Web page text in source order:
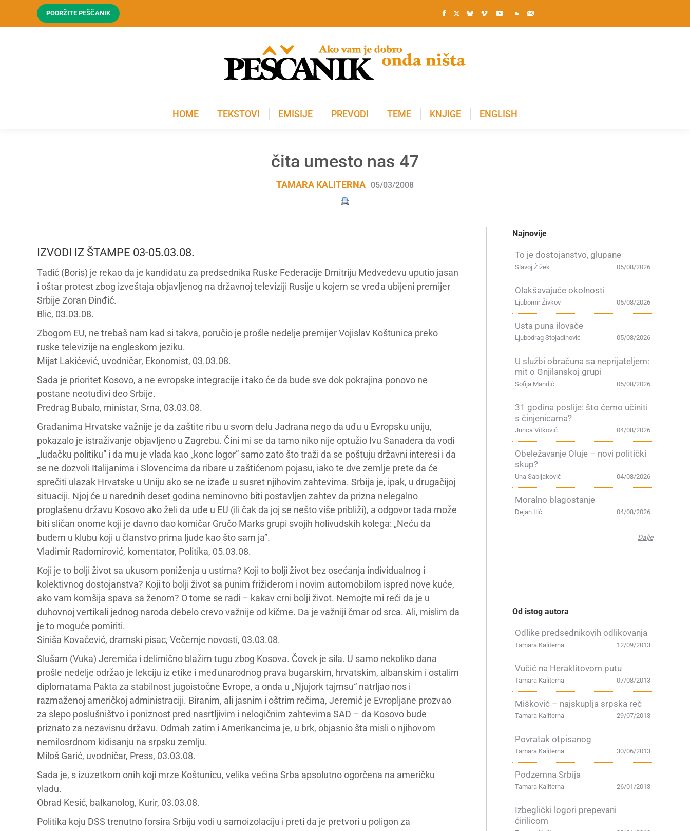
PODRŽITE PEŠČANIK
HOME TEKSTOVI EMISIJE PREVODI TEME KNJIGE ENGLISH
čita umesto nas 47
TAMARA KALITERNA 05/03/2008
IZVODI IZ ŠTAMPE 03-05.03.08.
Tadić (Boris) je rekao da je kandidatu za predsednika Ruske Federacije Dmitriju Medvedevu uputio jasan
i oštar protest zbog izveštaja objavljenog na državnoj televiziji Rusije u kojem se vređa ubijeni premijer
Srbije Zoran Đinđić.
Blic, 03.03.08.
Zbogom EU, ne trebaš nam kad si takva, poručio je prošle nedelje premijer Vojislav Koštunica preko
ruske televizije na engleskom jeziku.
Mijat Lakićević, uvodničar, Ekonomist, 03.03.08.
Sada je prioritet Kosovo, a ne evropske integracije i tako će da bude sve dok pokrajina ponovo ne
postane neotuđivi deo Srbije.
Predrag Bubalo, ministar, Srna, 03.03.08.
Građanima Hrvatske važnije je da zaštite ribu u svom delu Jadrana nego da uđu u Evropsku uniju,
pokazalo je istraživanje objavljeno u Zagrebu. Čini mi se da tamo niko nije optužio Ivu Sanadera da vodi
„ludačku politiku” i da mu je vlada kao „konc logor” samo zato što traži da se poštuju državni interesi i da
se ne dozvoli Italijanima i Slovencima da ribare u zaštićenom pojasu, iako te dve zemlje prete da će
sprečiti ulazak Hrvatske u Uniju ako se ne izađe u susret njihovim zahtevima. Srbija je, ipak, u drugačijoj
situaciji. Njoj će u narednih deset godina neminovno biti postavljen zahtev da prizna nelegalno
proglašenu državu Kosovo ako želi da uđe u EU (ili čak da joj se nešto više približi), a odgovor tada može
biti sličan onome koji je davno dao komičar Gručo Marks grupi svojih holivudskih kolega: „Neću da
budem u klubu koji u članstvo prima ljude kao što sam ja”.
Vladimir Radomirović, komentator, Politika, 05.03.08.
Koji je to bolji život sa ukusom poniženja u ustima? Koji to bolji život bez osećanja individualnog i
kolektivnog dostojanstva? Koji to bolji život sa punim frižiderom i novim automobilom ispred nove kuće,
ako vam komšija spava sa ženom? O tome se radi – kakav crni bolji život. Nemojte mi reći da je u
duhovnoj vertikali jednog naroda debelo crevo važnije od kičme. Da je važniji čmar od srca. Ali, mislim da
je to moguće pomiriti.
Siniša Kovačević, dramski pisac, Večernje novosti, 03.03.08.
Slušam (Vuka) Jeremića i delimično blažim tugu zbog Kosova. Čovek je sila. U samo nekoliko dana
prošle nedelje održao je lekciju iz etike i međunarodnog prava bugarskim, hrvatskim, albanskim i ostalim
diplomatama Pakta za stabilnost jugoistočne Evrope, a onda u „Njujork tajmsu“ natrljao nos i
razmaženoj američkoj administraciji. Biranim, ali jasnim i oštrim rečima, Jeremić je Evropljane prozvao
za slepo poslušništvo i poniznost pred nasrtljivim i nelogičnim zahtevima SAD – da Kosovo bude
priznato za nezavisnu državu. Odmah zatim i Amerikancima je, u brk, objasnio šta misli o njihovom
nemilosrdnom kidisanju na srpsku zemlju.
Miloš Garić, uvodničar, Press, 03.03.08.
Sada je, s izuzetkom onih koji mrze Koštunicu, velika većina Srba apsolutno ogorčena na američku
vladu.
Obrad Kesić, balkanolog, Kurir, 03.03.08.
Politika koju DSS trenutno forsira Srbiju vodi u samoizolaciju i preti da je pretvori u poligon za
Najnovije
To je dostojanstvo, glupane
05/08/2026
Slavoj Žižek
Olakšavajuće okolnosti
05/08/2026
Ljubomir Živkov
Usta puna ilovače
05/08/2026
Ljubodrag Stojadinović
U službi obračuna sa neprijateljem:
mit o Gnjilanskoj grupi
05/08/2026
Sofija Mandić
31 godina poslije: što ćemo učiniti
s činjenicama?
04/08/2026
Jurica Vitković
Obeležavanje Oluje – novi politički
skup?
04/08/2026
Una Sabljaković
Moralno blagostanje
04/08/2026
Dejan Ilić
Dalje
Od istog autora
Odlike predsednikovih odlikovanja
12/09/2013
Tamara Kaliterna
Vučić na Heraklitovom putu
07/08/2013
Tamara Kaliterna
Mišković – najskuplja srpska reč
29/07/2013
Tamara Kaliterna
Povratak otpisanog
30/06/2013
Tamara Kaliterna
Podzemna Srbija
26/01/2013
Tamara Kaliterna
Izbeglički logori prepevani
ćirilicom
KNJIGE ENGLISH